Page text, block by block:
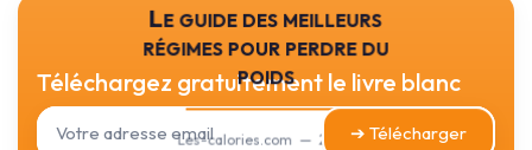
Le guide des meilleurs
régimes pour perdre du
poids
Les-calories.com — 2026
Téléchargez gratuitement le livre blanc
➔ Télécharger